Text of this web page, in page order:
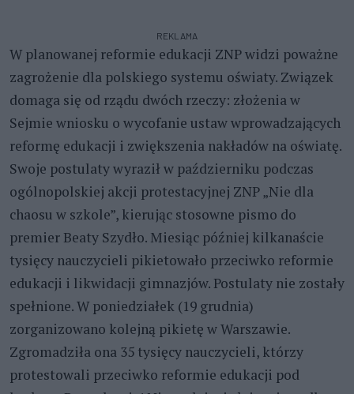
REKLAMA
W planowanej reformie edukacji ZNP widzi poważne
zagrożenie dla polskiego systemu oświaty. Związek
domaga się od rządu dwóch rzeczy: złożenia w
Sejmie wniosku o wycofanie ustaw wprowadzających
reformę edukacji i zwiększenia nakładów na oświatę.
Swoje postulaty wyraził w październiku podczas
ogólnopolskiej akcji protestacyjnej ZNP „Nie dla
chaosu w szkole”, kierując stosowne pismo do
premier Beaty Szydło. Miesiąc później kilkanaście
tysięcy nauczycieli pikietowało przeciwko reformie
edukacji i likwidacji gimnazjów. Postulaty nie zostały
spełnione. W poniedziałek (19 grudnia)
zorganizowano kolejną pikietę w Warszawie.
Zgromadziła ona 35 tysięcy nauczycieli, którzy
protestowali przeciwko reformie edukacji pod